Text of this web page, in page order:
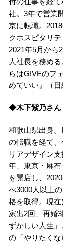
付の仕事を経
社。3年で営業
京に転職。
クホスピタリテ
2021年5月から
人社長を務め
らはGIVEのフ
めていい』（日
◆木下紫乃さん
和歌山県出身
の転職を経て、
リアデザイン
年、東京・麻布
を開店し、
べ3000人以上
格を取得。現在
家出2回、再婚
ずかしい人生
の「やりたくな